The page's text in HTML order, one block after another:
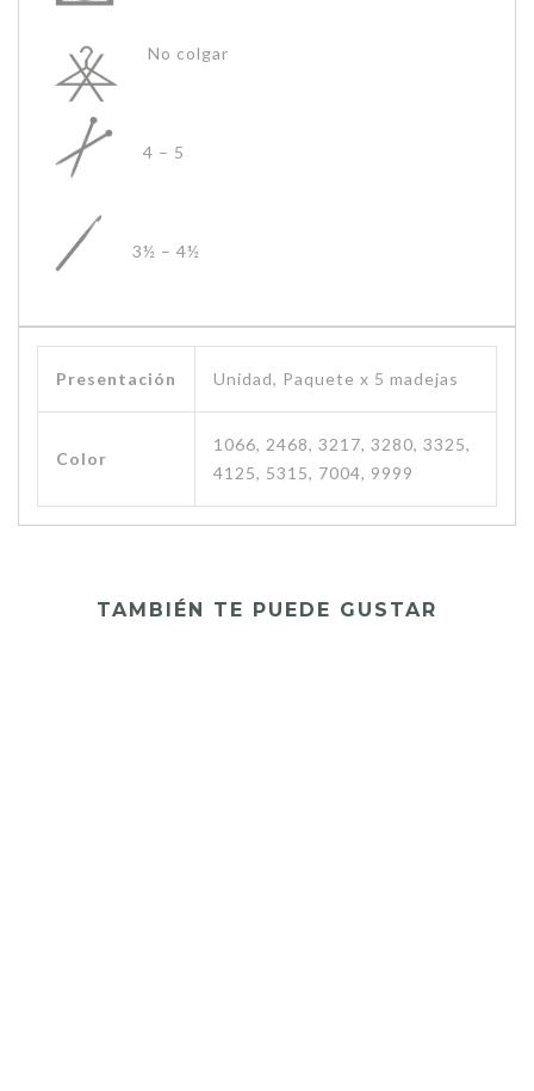
No colgar
4 – 5
3½ – 4½
Presentación Unidad, Paquete x 5 madejas
Color
1066, 2468, 3217, 3280, 3325,
4125, 5315, 7004, 9999
TAMBIÉN TE PUEDE GUSTAR